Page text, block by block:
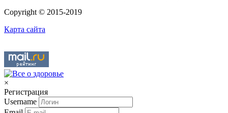
Copyright © 2015-2019
Карта сайта
×
Регистрация
Username